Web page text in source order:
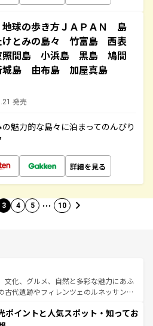
球の歩き方ＪＡＰＡＮ 島
とみの島々 竹富島 西表
間島 小浜島 黒島 鳩間
島 由布島 加屋真島
発売
魅力的な島々に泊まってのんびり
詳細を見る
3 4 5 … 10
文化、グルメ、自然と多彩な魅力にあふ
古代遺跡やフィレンツェのルネッサンス
の美しい田園風景やアマルフィ海岸の絶
も見逃せない。観光の合間には、本場の
ポイントと人気スポット・知ってお